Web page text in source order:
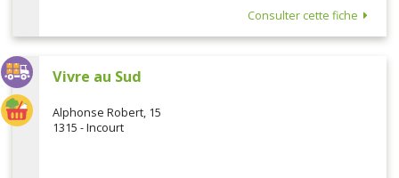
Consulter cette fiche
Vivre au Sud
Alphonse Robert, 15
1315 - Incourt